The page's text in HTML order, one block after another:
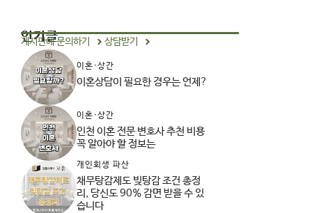
인기글
게시판에 문의하기 상담받기
이혼·상간
이혼상담이 필요한 경우는 언제?
이혼·상간
인천 이혼 전문 변호사 추천 비용
꼭 알아야 할 정보는
개인회생 파산
채무탕감제도 빚탕감 조건 총정
리, 당신도 90% 감면 받을 수 있
습니다